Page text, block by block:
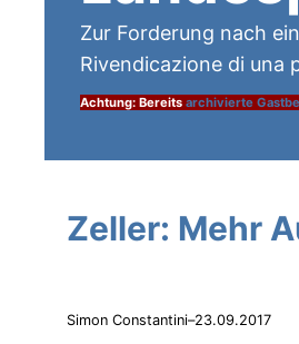
Zur Forderung nach
Rivendicazione di una
Achtung: Bereits archivierte
Zeller: Mehr
Simon Constantini–23.09.2017